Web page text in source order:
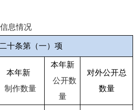
息情况
十条第（一）项
本年新
制作数量
本年新
公开数
量
对外公开总
数量